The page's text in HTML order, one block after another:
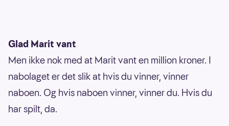
Glad Marit vant
Men ikke nok med at Marit vant en million kroner. I
nabolaget er det slik at hvis du vinner, vinner
naboen. Og hvis naboen vinner, vinner du. Hvis du
har spilt, da.